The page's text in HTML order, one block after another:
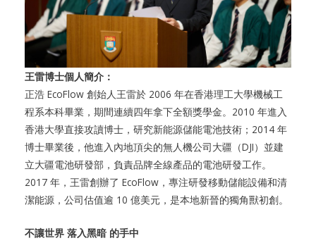
王雷博士個人簡介：
正浩 EcoFlow 創始人王雷於 2006 年在香港理工大學機械工
程系本科畢業，期間連續四年拿下全額獎學金。2010 年進入
香港大學直接攻讀博士，研究新能源儲能電池技術；2014 年
博士畢業後，他進入內地頂尖的無人機公司大疆（DJI）並建
立大疆電池研發部，負責品牌全線產品的電池研發工作。
2017 年，王雷創辦了 EcoFlow，專注研發移動儲能設備和清
潔能源，公司估值逾 10 億美元，是本地新晉的獨角獸初創。
不讓世界 落入黑暗 的手中